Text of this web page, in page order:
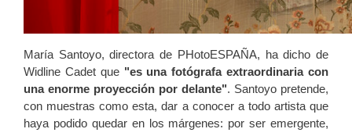
María Santoyo, directora de PHotoESPAÑA, ha dicho de
Widline Cadet que "es una fotógrafa extraordinaria con
una enorme proyección por delante". Santoyo pretende,
con muestras como esta, dar a conocer a todo artista que
haya podido quedar en los márgenes: por ser emergente,